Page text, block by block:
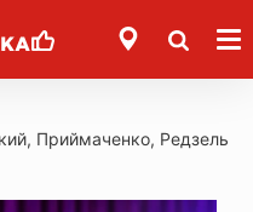
Приймаченко, Редзель